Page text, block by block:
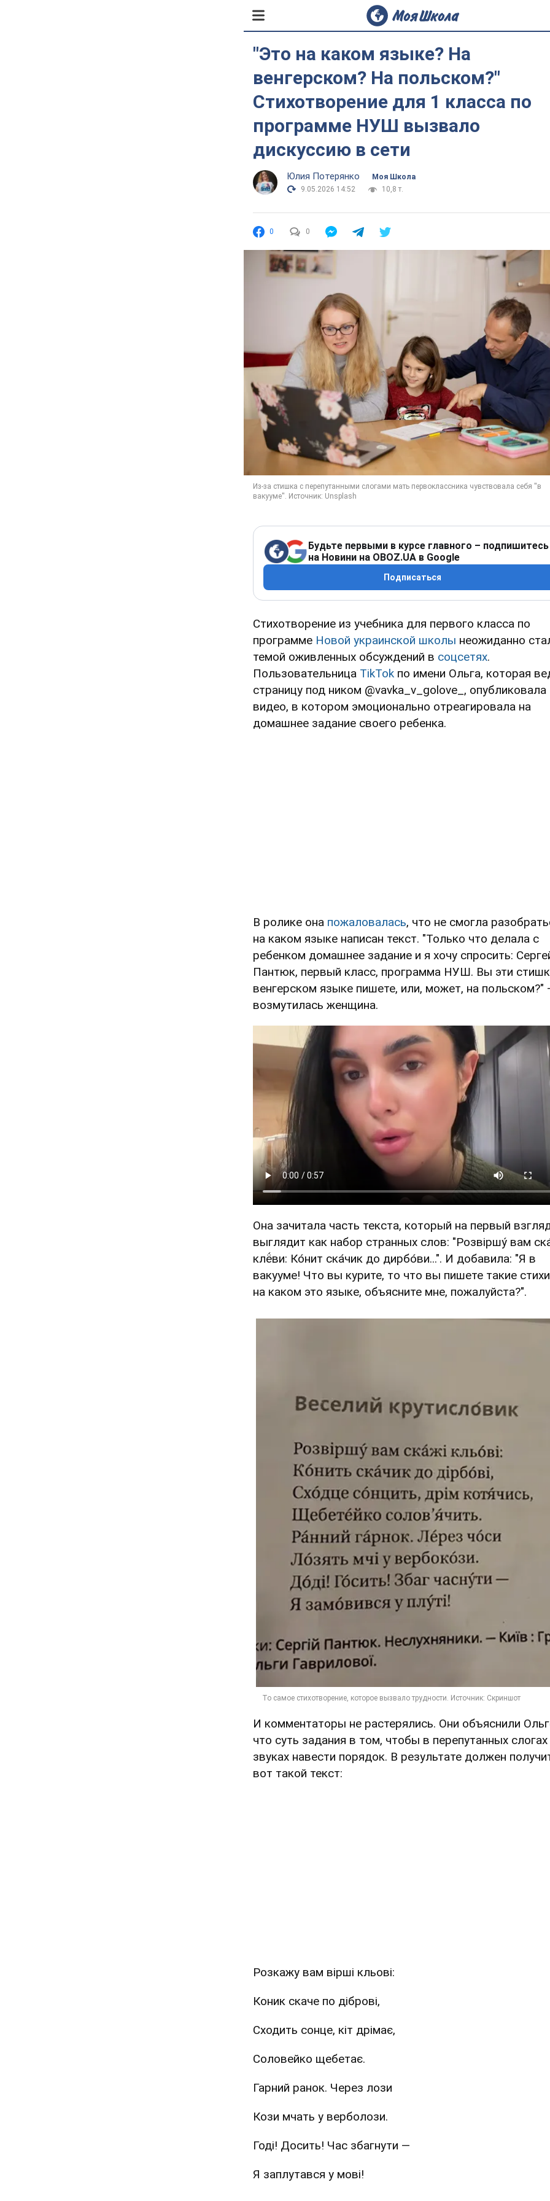
"Это на каком языке? На
венгерском? На польском?"
Стихотворение для 1 класса по
программе НУШ вызвало
дискуссию в сети
Юлия Потерянко
Моя Школа
9.05.2026 14:52
10,8 т.
0 0
Будьте первыми в курсе главного – подпишитесь
на Новини на OBOZ.UA в Google
Подписаться
Стихотворение из учебника для первого класса по
программе Новой украинской школы неожиданно
темой оживленных обсуждений в соцсетях.
Пользовательница TikTok по имени Ольга, которая
страницу под ником @vavka_v_golove_, опубликовала
видео, в котором эмоционально отреагировала на
домашнее задание своего ребенка.
В ролике она пожаловалась, что не смогла
на каком языке написан текст. "Только что делала с
ребенком домашнее задание и я хочу спросить:
Пантюк, первый класс, программа НУШ. Вы эти
венгерском языке пишете, или, может, на польском?"
возмутилась женщина.
Она зачитала часть текста, который на первый
выглядит как набор странных слов: "Розвіршу́ вам
клё́ви: Ко́нит ска́чик до дирбо́ви...". И добавила: "Я в
вакууме! Что вы курите, то что вы пишете такие
на каком это языке, объясните мне, пожалуйста?".
И комментаторы не растерялись. Они объяснили
что суть задания в том, чтобы в перепутанных слогах
звуках навести порядок. В результате должен
вот такой текст:
Розкажу вам вірші кльові:
Коник скаче по діброві,
Сходить сонце, кіт дрімає,
Соловейко щебетає.
Гарний ранок. Через лози
Кози мчать у верболози.
Годі! Досить! Час збагнути —
Я заплутався у мові!